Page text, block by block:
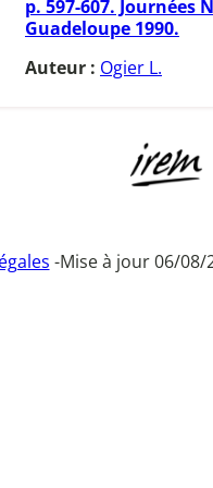
p. 597-607. Journées
Guadeloupe 1990.
Auteur : Ogier L.
-Mise à jour 06/08/